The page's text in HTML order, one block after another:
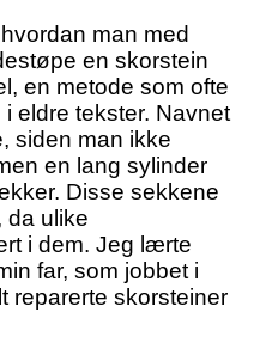
man med
en skorstein
en metode som ofte
eldre tekster. Navnet
siden man ikke
en lang sylinder
Disse sekkene
da ulike
i dem. Jeg lærte
far, som jobbet i
reparerte skorsteiner